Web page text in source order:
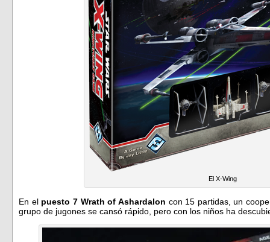
El X-Wing
En el puesto 7 Wrath of Ashardalon con 15 partidas, un
grupo de jugones se cansó rápido, pero con los niños ha